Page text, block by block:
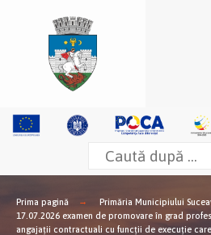
Prima pagină
Primăria Municipiului
17.07.2026 examen de promovare în grad
angajații contractuali cu funcții de execuţie